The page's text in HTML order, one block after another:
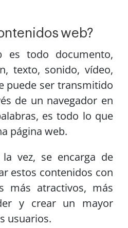
web?
es todo documento,
texto, sonido, vídeo,
puede ser transmitido
de un navegador en
es todo lo que
página web.
vez, se encarga de
estos contenidos con
más atractivos, más
y crear un mayor
usuarios.